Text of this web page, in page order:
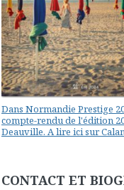
Dans Normandie Prestige
compte-rendu de l'édition
Deauville. A lire ici sur
CONTACT ET